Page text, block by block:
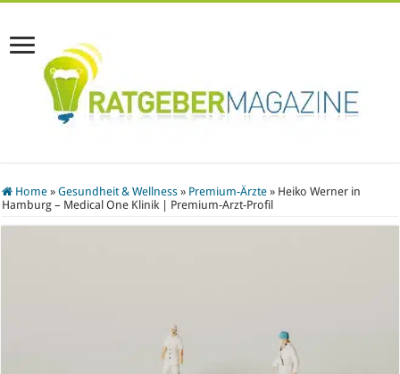
Home » Gesundheit & Wellness » Premium-Ärzte » Heiko Werner in
Hamburg – Medical One Klinik | Premium-Arzt-Profil